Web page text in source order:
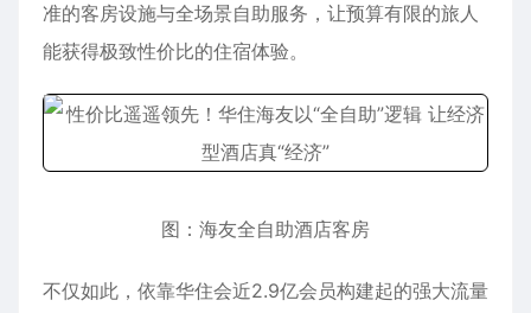
准的客房设施与全场景自助服务，让预算有限的旅人
能获得极致性价比的住宿体验。
图：海友全自助酒店客房
不仅如此，依靠华住会近2.9亿会员构建起的强大流量